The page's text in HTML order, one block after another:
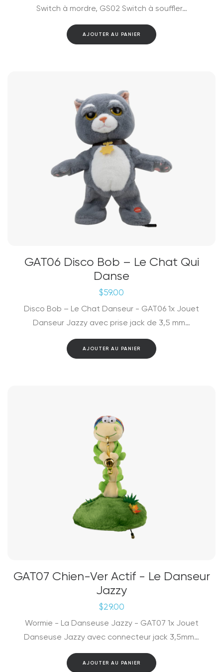
était :
est :
Switch à mordre, GS02 Switch à souffler…
AJOUTER AU PANIER
GAT06 Disco Bob – Le Chat Qui
Danse
$59.00
Disco Bob – Le Chat Danseur - GAT06 1x Jouet
Danseur Jazzy avec prise jack de 3,5 mm…
AJOUTER AU PANIER
GAT07 Chien-Ver Actif - Le Danseur
Jazzy
$29.00
Wormie - La Danseuse Jazzy - GAT07 1x Jouet
Danseuse Jazzy avec connecteur jack 3,5mm…
AJOUTER AU PANIER